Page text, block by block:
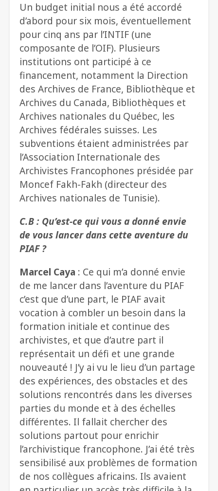
Un budget initial nous a été accordé
d’abord pour six mois, éventuellement
pour cinq ans par l’INTIF (une
composante de l’OIF). Plusieurs
institutions ont participé à ce
financement, notamment la Direction
des Archives de France, Bibliothèque et
Archives du Canada, Bibliothèques et
Archives nationales du Québec, les
Archives fédérales suisses. Les
subventions étaient administrées par
l’Association Internationale des
Archivistes Francophones présidée par
Moncef Fakh-Fakh (directeur des
Archives nationales de Tunisie).
C.B : Qu’est-ce qui vous a donné envie
de vous lancer dans cette aventure du
PIAF ?
Marcel Caya : Ce qui m’a donné envie
de me lancer dans l’aventure du PIAF
c’est que d’une part, le PIAF avait
vocation à combler un besoin dans la
formation initiale et continue des
archivistes, et que d’autre part il
représentait un défi et une grande
nouveauté ! J’y ai vu le lieu d’un partage
des expériences, des obstacles et des
solutions rencontrés dans les diverses
parties du monde et à des échelles
différentes. Il fallait chercher des
solutions partout pour enrichir
l’archivistique francophone. J’ai été très
sensibilisé aux problèmes de formation
de nos collègues africains. Ils avaient